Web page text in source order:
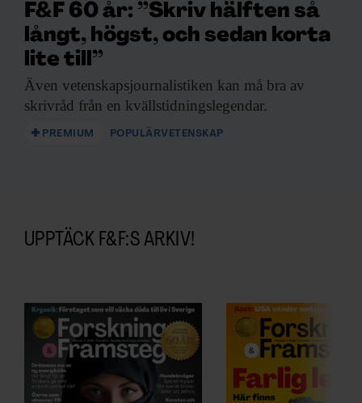
F&F 60 år: ”Skriv hälften så
långt, högst, och sedan korta
lite till”
Även vetenskapsjournalistiken kan må bra av
skrivråd från en kvällstidningslegendar.
PREMIUM POPULÄRVETENSKAP
UPPTÄCK F&F:S ARKIV!